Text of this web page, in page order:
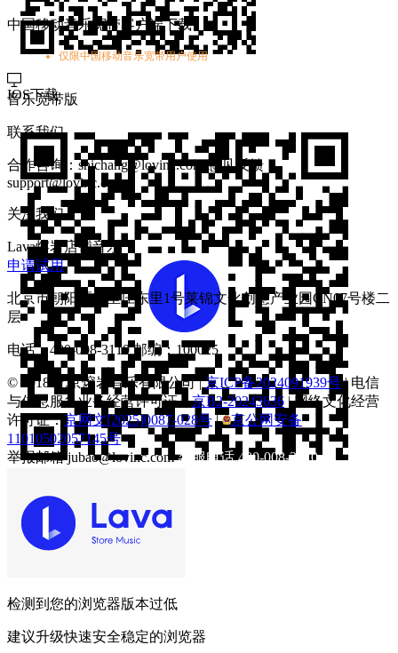
IOS下载
Android下载
中国移动音乐宽带客户端下载
仅限中国移动音乐宽带用户使用
音乐宽带版
联系我们
合作咨询：shichang@lovinc.com 意见反馈：
support@lovinc.com
关注我们
Lava熔岩店铺音乐
申请试用
北京市朝阳区八里庄东里1号莱锦文化创意产业园CN07号楼二
层
电话：400-008-3110邮编：100025
© 2018 北京熔岩音乐有限公司 |京ICP备2024091939号 | 电信
与信息服务业务经营许可证：京B2-20243636 | 网络文化经营
许可证： 京网文[2025]0087-028号| 京公网安备
11010502057145号
举报邮箱jubao@lovinc.com 客服电话400-008-3110
检测到您的浏览器版本过低
建议升级快速安全稳定的浏览器